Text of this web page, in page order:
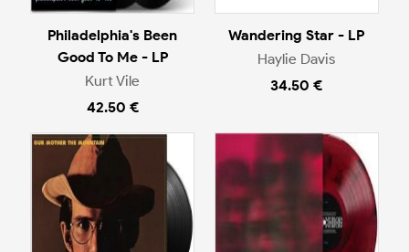
Philadelphia's Been
Good To Me - LP
Kurt Vile
42.50 €
Wandering Star - LP
Haylie Davis
34.50 €